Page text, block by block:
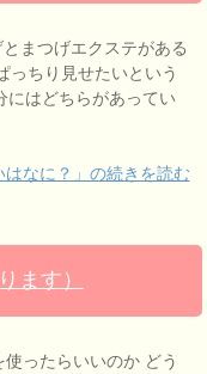
まつげエクステがある
っちり見せたいという
はどちらがあってい
はなに？」の続きを読む
ます）
ったらいいのか どう